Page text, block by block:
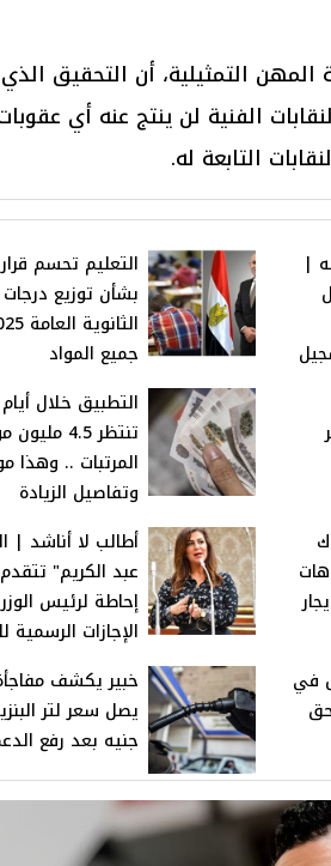
التمثيلية، أن التحقيق
الفنية لن ينتج عنه أي
التابعة له.
|
التعليم تحسم
بشأن توزيع درجات
جميع المواد
التطبيق خلال
تنتظر 4.5
المرتبات .. وهذا
وتفاصيل الزيادة
أطالب لا أناشد |
عبد الكريم"
إحاطة لرئيس
الإجازات الرسمية
في
خبير يكشف
جنيه بعد رفع